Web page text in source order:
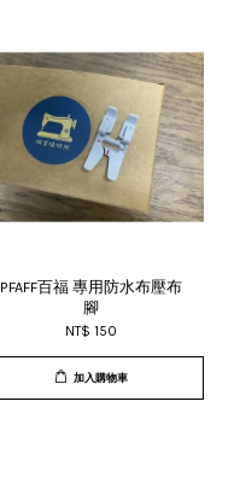
PFAFF百福 專用防水布壓布
腳
NT$ 150
加入購物車